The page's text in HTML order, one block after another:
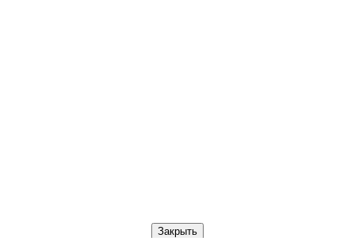
Закрыть